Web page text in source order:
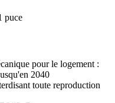
puce
pour le logement :
2040
toute reproduction